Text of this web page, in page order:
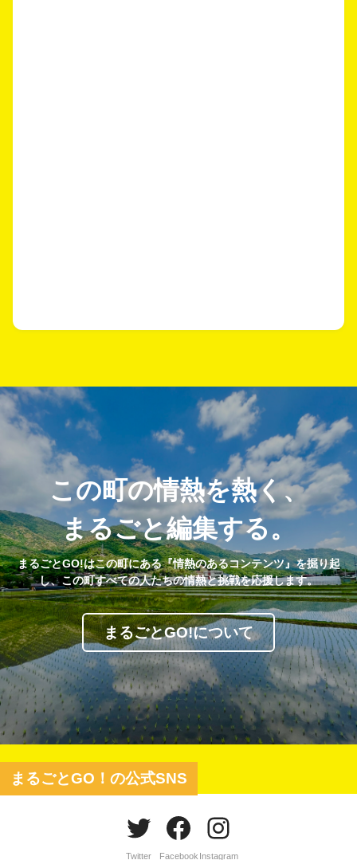
この町の情熱を熱く、
まるごと編集する。
まるごとGO!はこの町にある『情熱のあるコンテンツ』を掘り起
し、この町すべての人たちの情熱と挑戦を応援します。
まるごとGO!について
まるごとGO！の公式SNS